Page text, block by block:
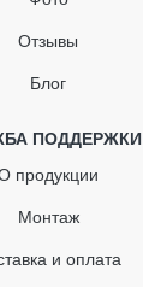
трубы
Отзывы
Блог
ПОДДЕРЖКИ
продукции
Монтаж
и оплата